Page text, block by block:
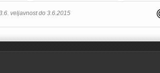
veljavnost do 3.6.2015